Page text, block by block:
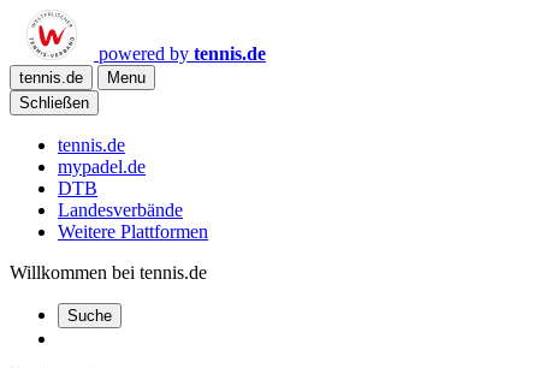
powered by tennis.de
tennis.de
Menu
Schließen
tennis.de
mypadel.de
DTB
Landesverbände
Weitere Plattformen
Willkommen bei tennis.de
Suche